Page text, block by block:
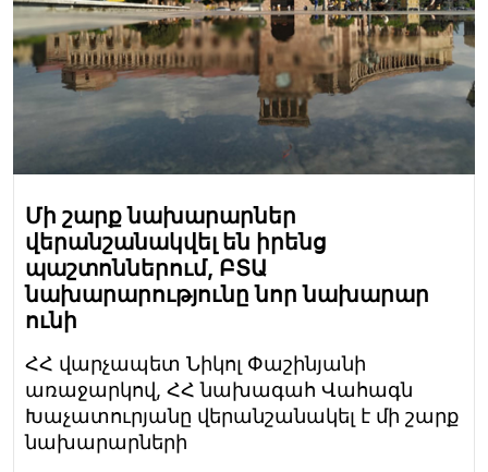
Մի շարք նախարարներ
վերանշանակվել են իրենց
պաշտոններում, ԲՏԱ
նախարարությունը նոր նախարար
ունի
ՀՀ վարչապետ Նիկոլ Փաշինյանի
առաջարկով, ՀՀ նախագահ Վահագն
Խաչատուրյանը վերանշանակել է մի շարք
նախարարների